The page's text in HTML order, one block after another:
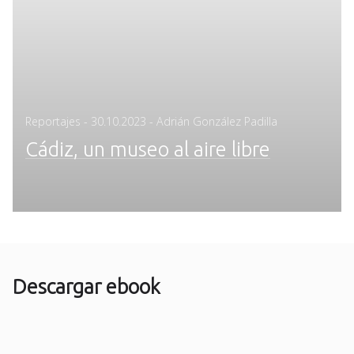
Reportajes - Posted
30.10.2023 - Adrián González Padilla
Cádiz, un museo al aire libre
Descargar ebook